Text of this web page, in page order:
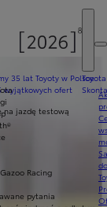
35 lat Toyoty w Polsce
wyjątkowych ofert
na jazdę testową
Racing
pytania